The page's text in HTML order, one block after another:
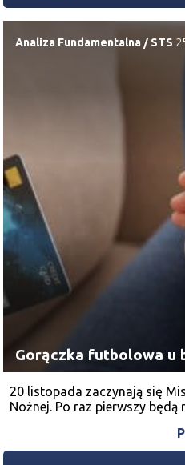
Analiza Fundamentalna /STS
Gorączka futbolowa u
20 listopada zaczynają się
Nożnej. Po raz pierwszy będą